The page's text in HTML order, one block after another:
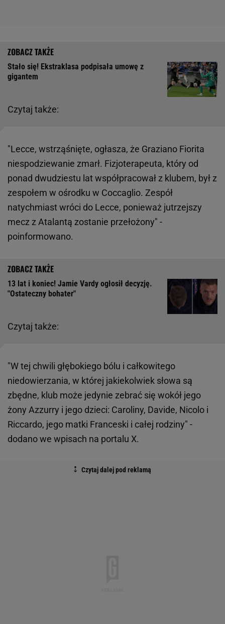
Czytaj także:
Stało się! Ekstraklasa podpisała umowę z
gigantem
"Lecce, wstrząśnięte, ogłasza, że Graziano Fiorita
niespodziewanie zmarł. Fizjoterapeuta, który od
ponad dwudziestu lat współpracował z klubem, był z
zespołem w ośrodku w Coccaglio. Zespół
natychmiast wróci do Lecce, ponieważ jutrzejszy
mecz z Atalantą zostanie przełożony" -
poinformowano.
Czytaj także:
13 lat i koniec! Jamie Vardy ogłosił decyzję.
"Ostateczny bohater"
"W tej chwili głębokiego bólu i całkowitego
niedowierzania, w której jakiekolwiek słowa są
zbędne, klub może jedynie zebrać się wokół jego
żony Azzurry i jego dzieci: Caroliny, Davide, Nicolo i
Riccardo, jego matki Franceski i całej rodziny" -
dodano we wpisach na portalu X.